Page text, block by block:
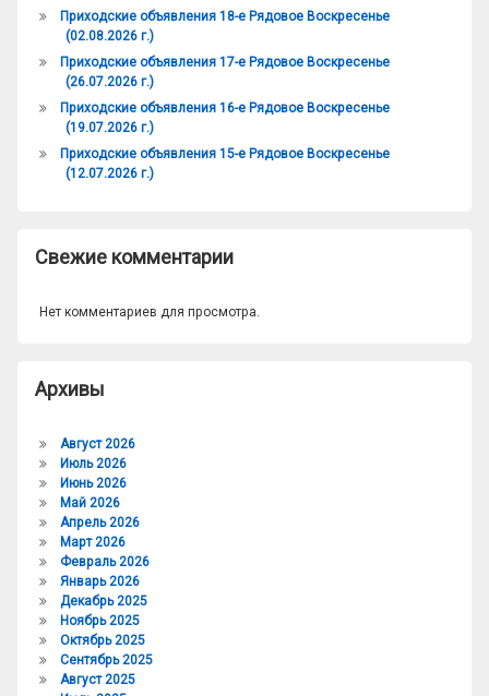
Приходские объявления 18-е Рядовое Воскресенье
(02.08.2026 г.)
Приходские объявления 17-е Рядовое Воскресенье
(26.07.2026 г.)
Приходские объявления 16-е Рядовое Воскресенье
(19.07.2026 г.)
Приходские объявления 15-е Рядовое Воскресенье
(12.07.2026 г.)
Свежие комментарии
Нет комментариев для просмотра.
Архивы
Август 2026
Июль 2026
Июнь 2026
Май 2026
Апрель 2026
Март 2026
Февраль 2026
Январь 2026
Декабрь 2025
Ноябрь 2025
Октябрь 2025
Сентябрь 2025
Август 2025